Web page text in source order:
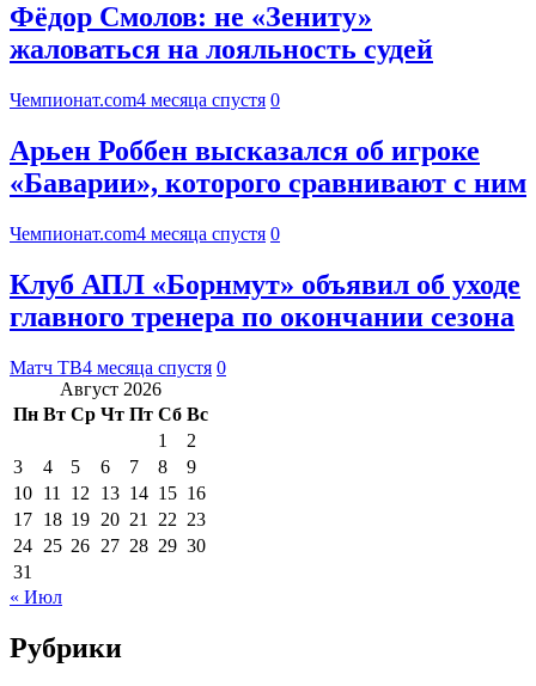
Фёдор Смолов: не «Зениту»
жаловаться на лояльность судей
Чемпионат.com4 месяца спустя 0
Арьен Роббен высказался об игроке
«Баварии», которого сравнивают с ним
Чемпионат.com4 месяца спустя 0
Клуб АПЛ «Борнмут» объявил об уходе
главного тренера по окончании сезона
Матч ТВ4 месяца спустя 0
Август 2026
Пн Вт Ср Чт Пт Сб Вс
1
2
3
4 5 6 7 8
9
10 11 12 13 14 15 16
17 18 19 20 21 22 23
24 25 26 27 28 29 30
31
« Июл
Рубрики